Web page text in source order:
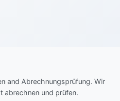
and Abrechnungsprüfung. Wir
abrechnen und prüfen.